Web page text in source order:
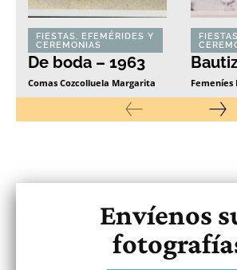
FIESTAS, EFEMÉRIDES Y
CEREMONIAS
De boda – 1963
Comas Cozcolluela Margarita Femeníes
Envíenos